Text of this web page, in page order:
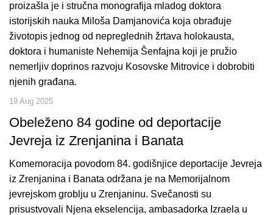
proizašla je i stručna monografija mladog doktora
istorijskih nauka Miloša Damjanovića koja obrađuje
životopis jednog od nepreglednih žrtava holokausta,
doktora i humaniste Nehemija Šenfajna koji je pružio
nemerljiv doprinos razvoju Kosovske Mitrovice i dobrobiti
njenih građana.
19 Aug 2025
Obeleženo 84 godine od deportacije
Jevreja iz Zrenjanina i Banata
Komemoracija povodom 84. godišnjice deportacije Jevreja
iz Zrenjanina i Banata održana je na Memorijalnom
jevrejskom groblju u Zrenjaninu. Svečanosti su
prisustvovali Njena ekselencija, ambasadorka Izraela u